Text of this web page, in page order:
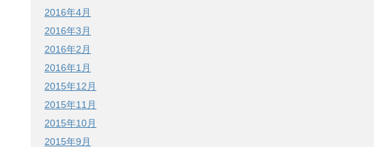
2016年4月
2016年3月
2016年2月
2016年1月
2015年12月
2015年11月
2015年10月
2015年9月